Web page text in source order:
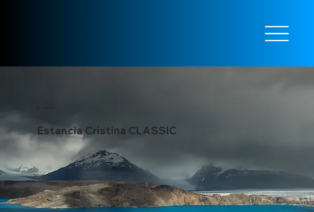
Estancia Cristina CLASSIC